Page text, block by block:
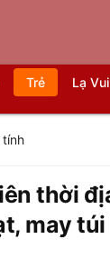
Trẻ Lạ Vui
tính
thời
may